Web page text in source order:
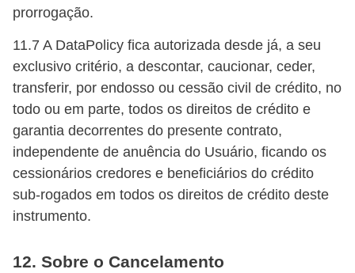
prorrogação.
11.7 A DataPolicy fica autorizada desde já, a seu
exclusivo critério, a descontar, caucionar, ceder,
transferir, por endosso ou cessão civil de crédito, no
todo ou em parte, todos os direitos de crédito e
garantia decorrentes do presente contrato,
independente de anuência do Usuário, ficando os
cessionários credores e beneficiários do crédito
sub-rogados em todos os direitos de crédito deste
instrumento.
12. Sobre o Cancelamento